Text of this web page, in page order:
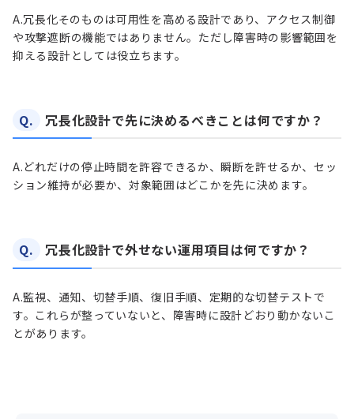
A.冗長化そのものは可用性を高める設計であり、アクセス制御
や攻撃遮断の機能ではありません。ただし障害時の影響範囲を
抑える設計としては役立ちます。
Q. 冗長化設計で先に決めるべきことは何ですか？
A.どれだけの停止時間を許容できるか、瞬断を許せるか、セッ
ション維持が必要か、対象範囲はどこかを先に決めます。
Q. 冗長化設計で外せない運用項目は何ですか？
A.監視、通知、切替手順、復旧手順、定期的な切替テストで
す。これらが整っていないと、障害時に設計どおり動かないこ
とがあります。